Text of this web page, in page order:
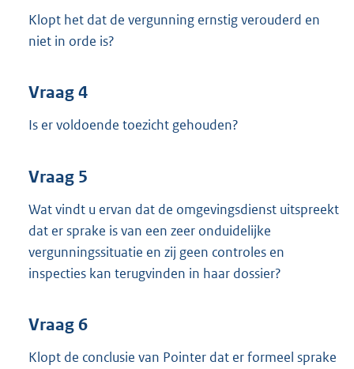
Klopt het dat de vergunning ernstig verouderd en
niet in orde is?
Vraag 4
Is er voldoende toezicht gehouden?
Vraag 5
Wat vindt u ervan dat de omgevingsdienst uitspreekt
dat er sprake is van een zeer onduidelijke
vergunningssituatie en zij geen controles en
inspecties kan terugvinden in haar dossier?
Vraag 6
Klopt de conclusie van Pointer dat er formeel sprake